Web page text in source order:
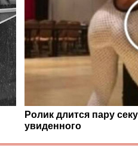
Ролик длится пару
увиденного